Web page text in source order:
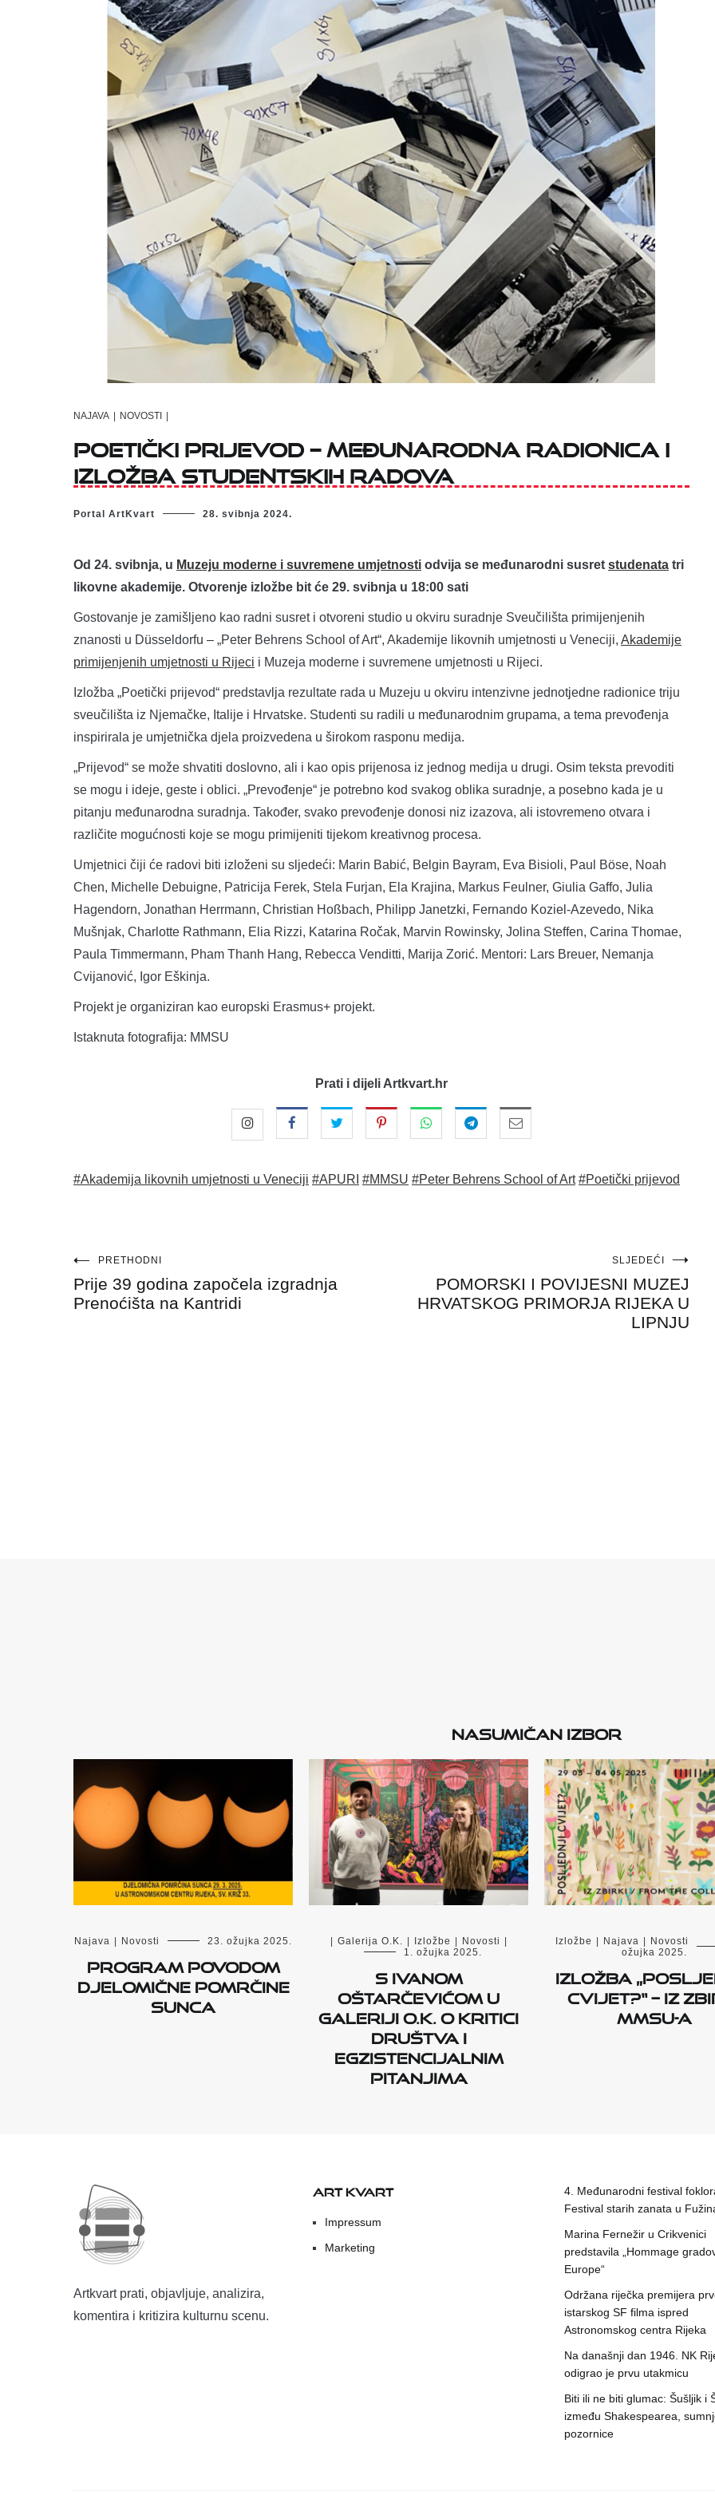
NAJAVA NOVOSTI
Poetički prijevod – međunarodna radionica i
izložba studentskih radova
Portal ArtKvart 28. svibnja 2024.
Od 24. svibnja, u Muzeju moderne i suvremene umjetnosti odvija se međunarodni susret studenata tri
likovne akademije. Otvorenje izložbe bit će 29. svibnja u 18:00 sati
Gostovanje je zamišljeno kao radni susret i otvoreni studio u okviru suradnje Sveučilišta primijenjenih
znanosti u Düsseldorfu – „Peter Behrens School of Art“, Akademije likovnih umjetnosti u Veneciji, Akademije
primijenjenih umjetnosti u Rijeci i Muzeja moderne i suvremene umjetnosti u Rijeci.
Izložba „Poetički prijevod“ predstavlja rezultate rada u Muzeju u okviru intenzivne jednotjedne radionice triju
sveučilišta iz Njemačke, Italije i Hrvatske. Studenti su radili u međunarodnim grupama, a tema prevođenja
inspirirala je umjetnička djela proizvedena u širokom rasponu medija.
„Prijevod“ se može shvatiti doslovno, ali i kao opis prijenosa iz jednog medija u drugi. Osim teksta prevoditi
se mogu i ideje, geste i oblici. „Prevođenje“ je potrebno kod svakog oblika suradnje, a posebno kada je u
pitanju međunarodna suradnja. Također, svako prevođenje donosi niz izazova, ali istovremeno otvara i
različite mogućnosti koje se mogu primijeniti tijekom kreativnog procesa.
Umjetnici čiji će radovi biti izloženi su sljedeći: Marin Babić, Belgin Bayram, Eva Bisioli, Paul Böse, Noah
Chen, Michelle Debuigne, Patricija Ferek, Stela Furjan, Ela Krajina, Markus Feulner, Giulia Gaffo, Julia
Hagendorn, Jonathan Herrmann, Christian Hoßbach, Philipp Janetzki, Fernando Koziel-Azevedo, Nika
Mušnjak, Charlotte Rathmann, Elia Rizzi, Katarina Ročak, Marvin Rowinsky, Jolina Steffen, Carina Thomae,
Paula Timmermann, Pham Thanh Hang, Rebecca Venditti, Marija Zorić. Mentori: Lars Breuer, Nemanja
Cvijanović, Igor Eškinja.
Projekt je organiziran kao europski Erasmus+ projekt.
Istaknuta fotografija: MMSU
Prati i dijeli Artkvart.hr
#Akademija likovnih umjetnosti u Veneciji #APURI #MMSU #Peter Behrens School of Art #Poetički prijevod
Navigacija
objava
PRETHODNI
Prije 39 godina započela izgradnja
Prenoćišta na Kantridi
SLJEDEĆI
POMORSKI I POVIJESNI MUZEJ
HRVATSKOG PRIMORJA RIJEKA U
LIPNJU
Nasumičan izbor
Najava Novosti 23. ožujka 2025.
Program povodom
djelomične pomrčine
Sunca
Galerija O.K. Izložbe Novosti
1. ožujka 2025.
S Ivanom
Oštarčevićom u
Galeriji O.K. o kritici
društva i
egzistencijalnim
pitanjima
Izložbe Najava Novosti
ožujka 2025.
Izložba
cvijet?“ – iz
MMSU-a
Artkvart prati, objavljuje, analizira,
komentira i kritizira kulturnu scenu.
ART KVART
Impressum
Marketing
4. Međunarodni festival
Festival starih zanata u
Marina Fernežir u Crikvenici
predstavila „Hommage
Europe“
Održana riječka premijera
istarskog SF filma ispred
Astronomskog centra Rijeka
Na današnji dan 1946. NK
odigrao je prvu utakmicu
Biti ili ne biti glumac: Šušljik i
između Shakespearea,
pozornice